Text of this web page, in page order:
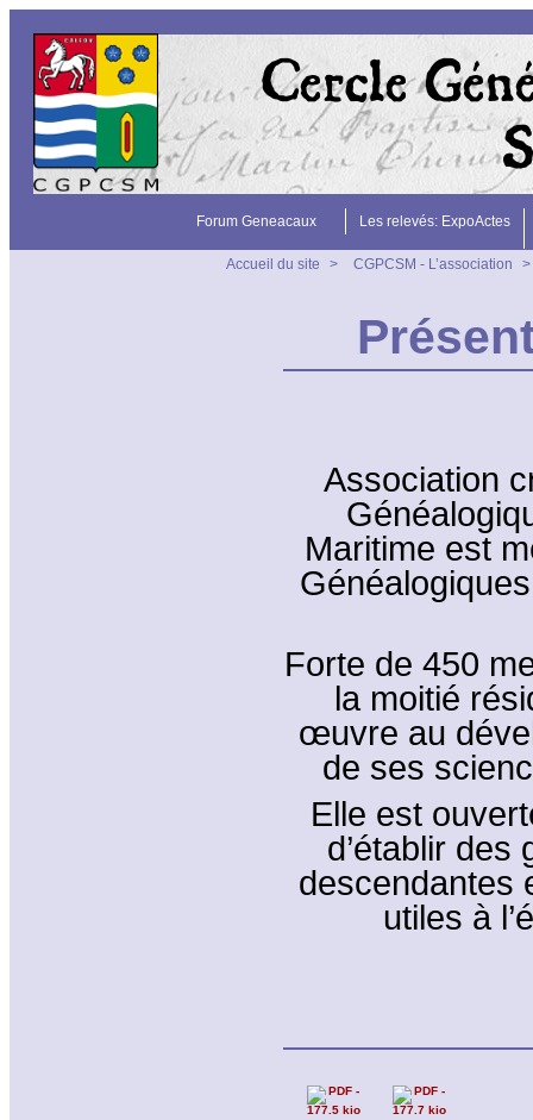
Forum Geneacaux Les relevés: ExpoActes
Accueil du site > CGPCSM - L’association >
Association
Maritime est
Forte de 450
la moitié
œuvre au
de ses
Elle est
d’établir des
descendantes
utiles à